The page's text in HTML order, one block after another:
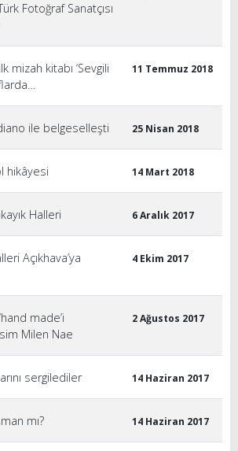
Fotoğraf Sanatçısı
mizah kitabı ‘Sevgili
11 Temmuz 2018
ile belgeselleşti 25 Nisan 2018
hikâyesi 14 Mart 2018
Halleri 6 Aralık 2017
Açıkhava’ya
4 Ekim 2017
made’i
Milen Nae
2 Ağustos 2017
sergilediler 14 Haziran 2017
mı? 14 Haziran 2017